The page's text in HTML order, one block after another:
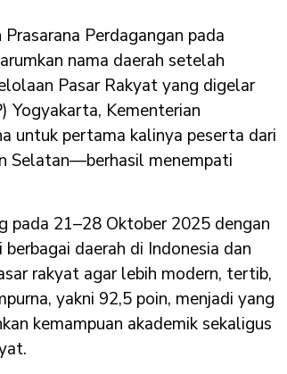
Perdagangan pada
nama daerah setelah
Pasar Rakyat yang digelar
Yogyakarta, Kementerian
untuk pertama kalinya peserta dari
Selatan—berhasil menempati
pada 21–28 Oktober 2025 dengan
daerah di Indonesia dan
rakyat agar lebih modern, tertib,
yakni 92,5 poin, menjadi yang
kemampuan akademik sekaligus